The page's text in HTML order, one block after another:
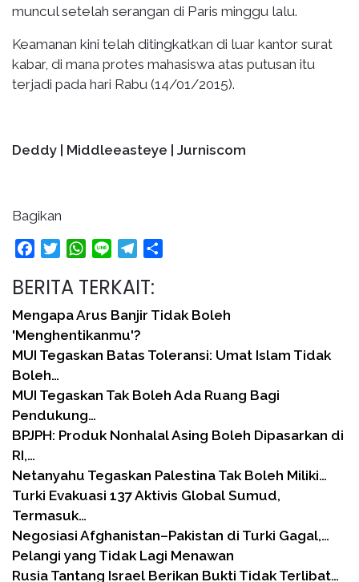
muncul setelah serangan di Paris minggu lalu.
Keamanan kini telah ditingkatkan di luar kantor surat
kabar, di mana protes mahasiswa atas putusan itu
terjadi pada hari Rabu (14/01/2015).
Deddy | Middleeasteye | Jurniscom
Bagikan
FacebookTwitterWhatsApp
Line Telegram
BERITA TERKAIT:
Mengapa Arus Banjir Tidak Boleh
'Menghentikanmu'?
MUI Tegaskan Batas Toleransi: Umat Islam Tidak
Boleh…
MUI Tegaskan Tak Boleh Ada Ruang Bagi
Pendukung…
BPJPH: Produk Nonhalal Asing Boleh Dipasarkan di
RI,…
Netanyahu Tegaskan Palestina Tak Boleh Miliki…
Turki Evakuasi 137 Aktivis Global Sumud,
Termasuk…
Negosiasi Afghanistan–Pakistan di Turki Gagal,…
Pelangi yang Tidak Lagi Menawan
Rusia Tantang Israel Berikan Bukti Tidak Terlibat…